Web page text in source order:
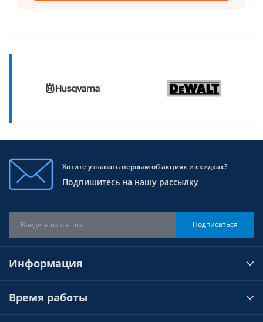
Хотите узнавать первым об акциях и скидках?
Подпишитесь на нашу рассылку
Подписаться
Информация
Время работы